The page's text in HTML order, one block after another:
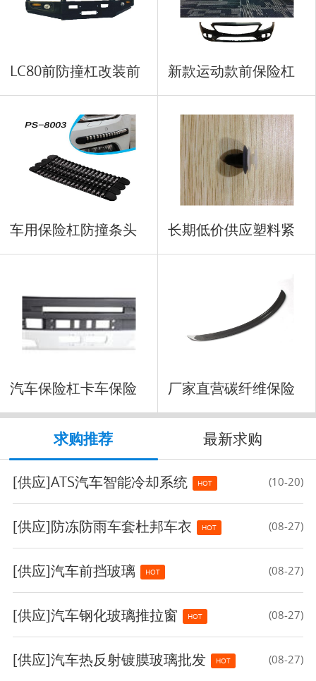
LC80前防撞杠改装前
新款运动款前保险杠
盖板
车用保险杠防撞条头
车用
长期低价供应塑料紧
固扣
汽车保险杠卡车保险
杠前
厂家直营碳纤维保险
杠
求购推荐 最新求购
[供应]ATS汽车智能冷却系统 HOT (10-20)
[供应]防冻防雨车套杜邦车衣 HOT (08-27)
[供应]汽车前挡玻璃 HOT (08-27)
[供应]汽车钢化玻璃推拉窗 HOT (08-27)
[供应]汽车热反射镀膜玻璃批发 HOT (08-27)